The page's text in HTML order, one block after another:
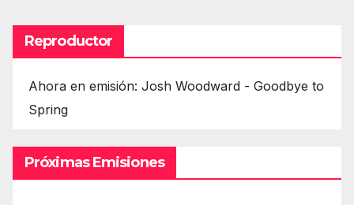
Reproductor
Ahora en emisión: Josh Woodward - Goodbye to
Spring
Próximas Emisiones